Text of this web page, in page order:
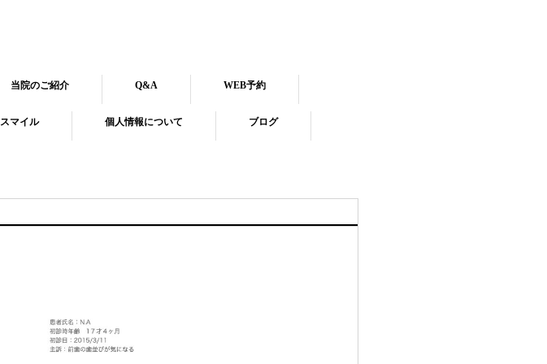
当院のご紹介 Q&A WEB予約
スマイル 個人情報について ブログ